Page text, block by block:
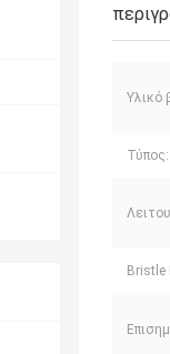
Υλικό
Τύπος:
Bristle